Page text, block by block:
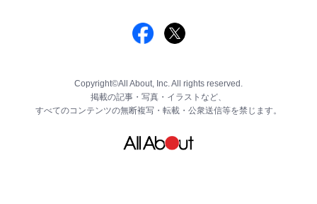
Copyright©All About, Inc. All rights reserved.
掲載の記事・写真・イラストなど、
すべてのコンテンツの無断複写・転載・公衆送信等を禁じます。